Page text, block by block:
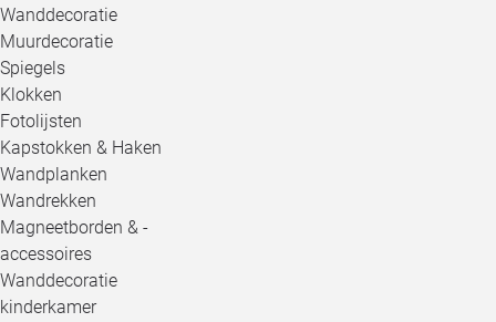
Wanddecoratie
Muurdecoratie
Spiegels
Klokken
Fotolijsten
Kapstokken & Haken
Wandplanken
Wandrekken
Magneetborden & -
accessoires
Wanddecoratie
kinderkamer